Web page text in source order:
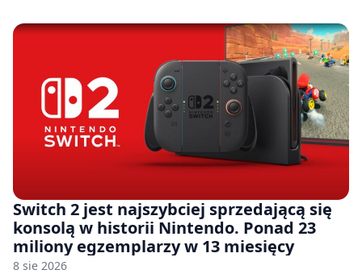
Switch 2 jest najszybciej sprzedającą się
konsolą w historii Nintendo. Ponad 23
miliony egzemplarzy w 13 miesięcy
8 sie 2026